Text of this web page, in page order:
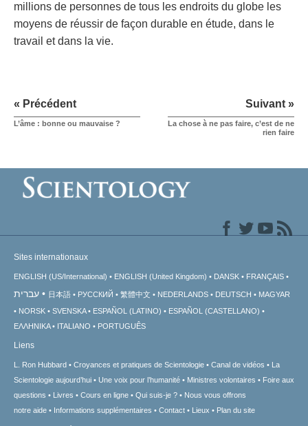
millions de personnes de tous les endroits du globe les
moyens de réussir de façon durable en étude, dans le
travail et dans la vie.
« Précédent
L’âme : bonne ou mauvaise ?
Suivant »
La chose à ne pas faire, c’est de ne
rien faire
Sites internationaux
ENGLISH (US/International) ENGLISH (United Kingdom) DANSK FRANÇAIS
עברית 日本語 РУССКИЙ 繁體中文 NEDERLANDS DEUTSCH
MAGYAR
NORSK
SVENSKA ESPAÑOL (LATINO)
ESPAÑOL (CASTELLANO)
ΕΛΛΗΝΙΚA
ITALIANO PORTUGUÊS
Liens
L. Ron Hubbard Croyances et pratiques de Scientologie Canal de vidéos
La
Scientologie aujourd’hui
Une voix pour l’humanité Ministres volontaires
Foire aux
questions
Livres Cours en ligne Qui suis-je ?
Nous vous offrons
notre aide
Informations supplémentaires Contact Lieux Plan du site